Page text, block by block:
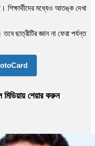
শিক্ষার্থীদের মধ্যেও আতঙ্ক দেখা
ছাত্রীটির জ্ঞান না ফেরা পর্যন্ত
শেয়ার করুন